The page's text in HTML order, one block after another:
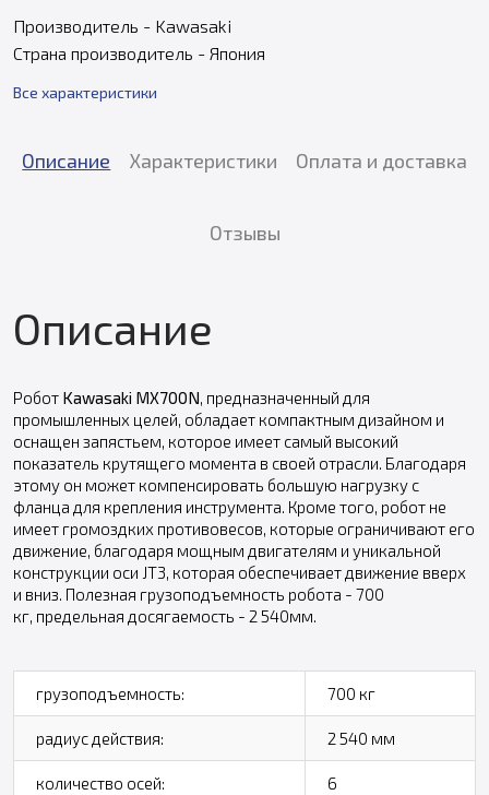
Производитель - Kawasaki
Страна производитель - Япония
Все характеристики
Описание Характеристики Оплата и доставка
Отзывы
Описание
Робот Kawasaki MX700N , предназначенный для
промышленных целей, обладает компактным дизайном и
оснащен запястьем, которое имеет самый высокий
показатель крутящего момента в своей отрасли. Благодаря
этому он может компенсировать большую нагрузку с
фланца для крепления инструмента. Кроме того, робот не
имеет громоздких противовесов, которые ограничивают его
движение, благодаря мощным двигателям и уникальной
конструкции оси JT3, которая обеспечивает движение вверх
и вниз. Полезная грузоподъемность робота - 700
кг, предельная досягаемость - 2 540мм.
грузоподъемность: 700 кг
радиус действия: 2 540 мм
количество осей: 6